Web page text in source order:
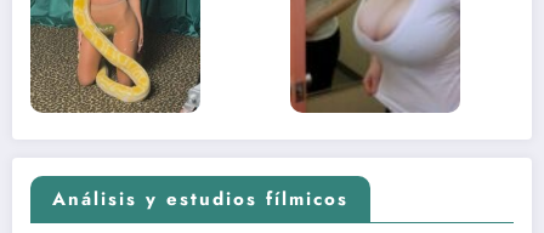
adolescente
Análisis y estudios fílmicos